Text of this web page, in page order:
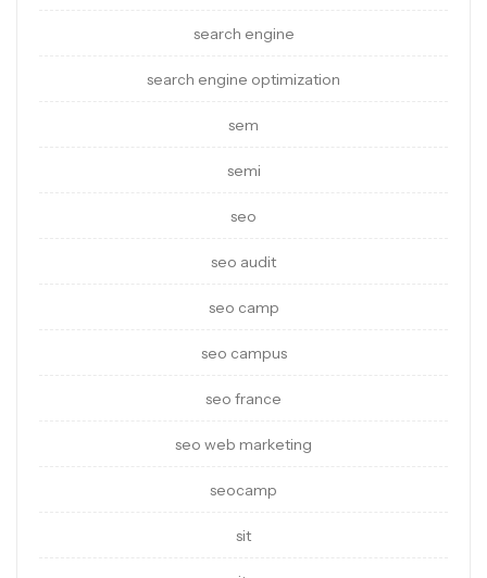
search engine
search engine optimization
sem
semi
seo
seo audit
seo camp
seo campus
seo france
seo web marketing
seocamp
sit